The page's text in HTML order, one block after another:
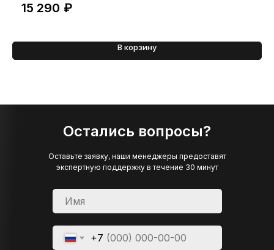
15 290 ₽
В корзину
Остались вопросы?
+7
Оставьте заявку, наши менеджеры предоставят
экспертную поддержку в течение 30 минут